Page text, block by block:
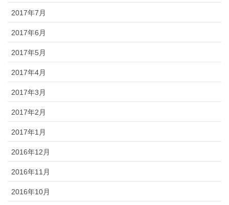
2017年7月
2017年6月
2017年5月
2017年4月
2017年3月
2017年2月
2017年1月
2016年12月
2016年11月
2016年10月